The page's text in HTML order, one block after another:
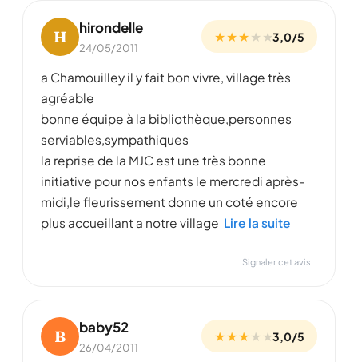
H hirondelle
24/05/2011
★ ★ ★★ ★3,0/5
a Chamouilley il y fait bon vivre, village très
agréable
bonne équipe à la bibliothèque,personnes
serviables,sympathiques
la reprise de la MJC est une très bonne
initiative pour nos enfants le mercredi après-
midi,le fleurissement donne un coté encore
plus accueillant a notre village Lire la suite
Signaler cet avis
B baby52
26/04/2011
★ ★ ★★ ★3,0/5